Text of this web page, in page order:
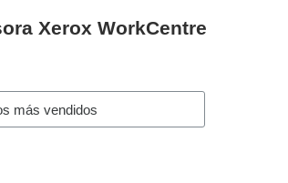
Xerox WorkCentre